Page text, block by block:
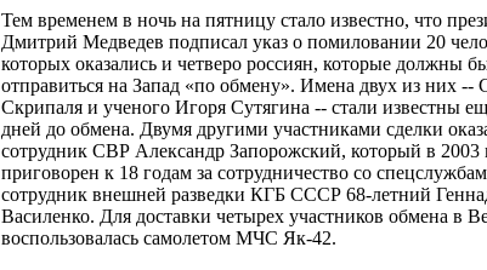
Тем временем в ночь на пятницу стало известно, что
Дмитрий Медведев подписал указ о помиловании 20
которых оказались и четверо россиян, которые должны
отправиться на Запад «по обмену». Имена двух из них --
Скрипаля и ученого Игоря Сутягина -- стали известны
дней до обмена. Двумя другими участниками сделки
сотрудник СВР Александр Запорожский, который в 2003
приговорен к 18 годам за сотрудничество со
сотрудник внешней разведки КГБ СССР 68-летний
Василенко. Для доставки четырех участников обмена в
воспользовалась самолетом МЧС Як-42.